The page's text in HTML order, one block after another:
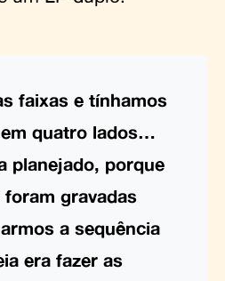
faixas e tínhamos
quatro lados…
planejado, porque
gravadas
a sequência
era fazer as